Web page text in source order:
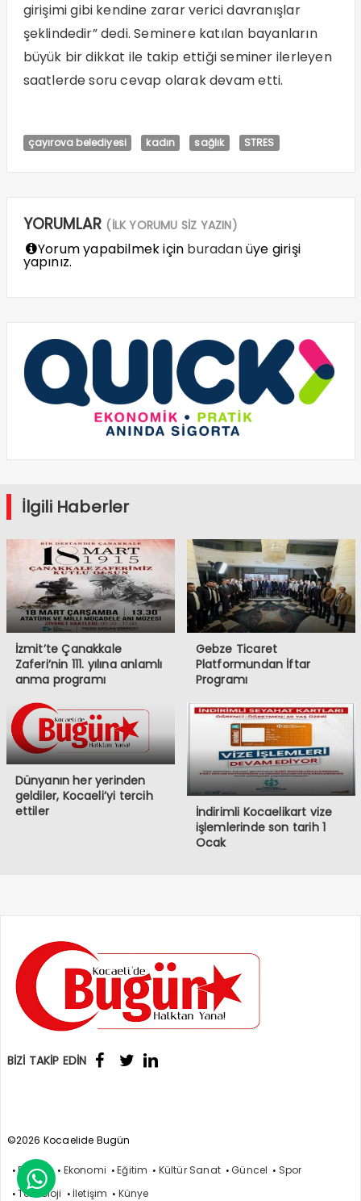
girişimi gibi kendine zarar verici davranışlar
şeklindedir” dedi. Seminere katılan bayanların
büyük bir dikkat ile takip ettiği seminer ilerleyen
saatlerde soru cevap olarak devam etti.
çayırova belediyesi kadın sağlık STRES
YORUMLAR (İLK YORUMU SİZ YAZIN)
Yorum yapabilmek için buradanüye girişi
yapınız.
İlgili Haberler
İzmit’te Çanakkale
Zaferi’nin 111. yılına anlamlı
anma programı
Gebze Ticaret
Platformundan İftar
Programı
Dünyanın her yerinden
geldiler, Kocaeli’yi tercih
ettiler
İndirimli Kocaelikart vize
işlemlerinde son tarih 1
Ocak
BİZİ TAKİP EDİN
©2026 Kocaelide Bugün
Politika Ekonomi Eğitim Kültür Sanat Güncel
Spor
Teknoloji
İletişim Künye
